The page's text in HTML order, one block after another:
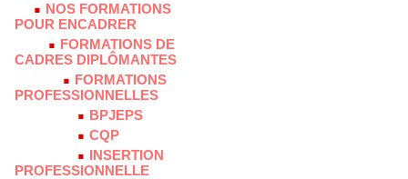
NOS FORMATIONS
POUR ENCADRER
FORMATIONS DE
CADRES DIPLÔMANTES
FORMATIONS
PROFESSIONNELLES
BPJEPS
CQP
INSERTION
PROFESSIONNELLE